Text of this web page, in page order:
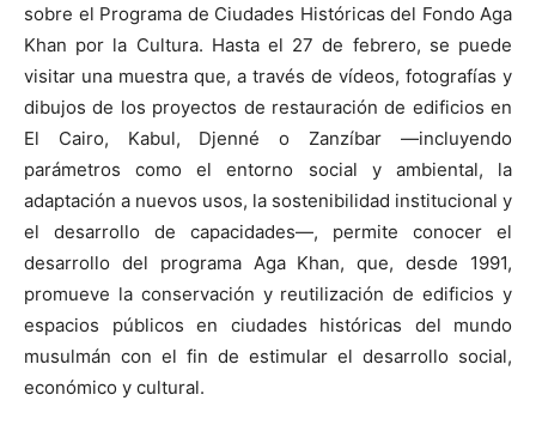
sobre el Programa de Ciudades Históricas del Fondo Aga
Khan por la Cultura. Hasta el 27 de febrero, se puede
visitar una muestra que, a través de vídeos, fotografías y
dibujos de los proyectos de restauración de edificios en
El Cairo, Kabul, Djenné o Zanzíbar —incluyendo
parámetros como el entorno social y ambiental, la
adaptación a nuevos usos, la sostenibilidad institucional y
el desarrollo de capacidades—, permite conocer el
desarrollo del programa Aga Khan, que, desde 1991,
promueve la conservación y reutilización de edificios y
espacios públicos en ciudades históricas del mundo
musulmán con el fin de estimular el desarrollo social,
económico y cultural.